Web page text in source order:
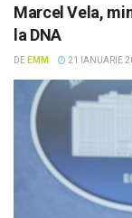
Marcel Vela,
la DNA
DE EMM 21 IANUARIE